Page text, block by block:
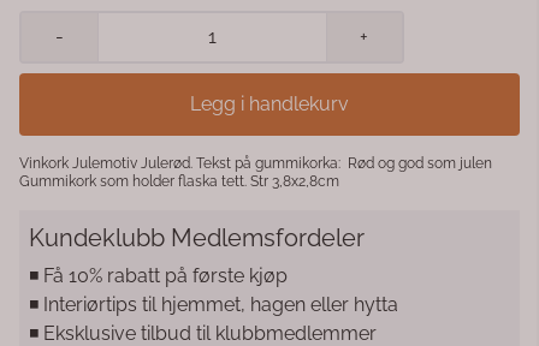
- +
Legg i handlekurv
Vinkork Julemotiv Julerød. Tekst på gummikorka: Rød og god som julen
Gummikork som holder flaska tett. Str 3,8x2,8cm
Kundeklubb Medlemsfordeler
◾️ Få 10% rabatt på første kjøp
◾️ Interiørtips til hjemmet, hagen eller hytta
◾️ Eksklusive tilbud til klubbmedlemmer